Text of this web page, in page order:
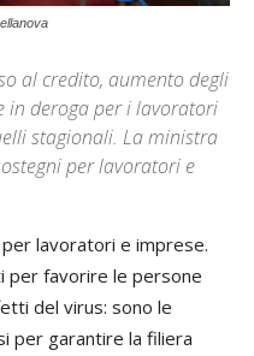
al credito, aumento degli
in deroga per i lavoratori
stagionali. La ministra
per lavoratori e
lavoratori e imprese.
per favorire le persone
del virus: sono le
per garantire la filiera